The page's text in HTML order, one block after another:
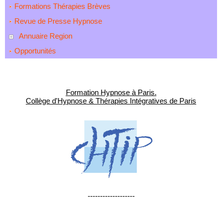
Formations Thérapies Brèves
Revue de Presse Hypnose
Annuaire Region
Opportunités
Formation Hypnose à Paris.
Collège d'Hypnose & Thérapies Intégratives de Paris
-------------------